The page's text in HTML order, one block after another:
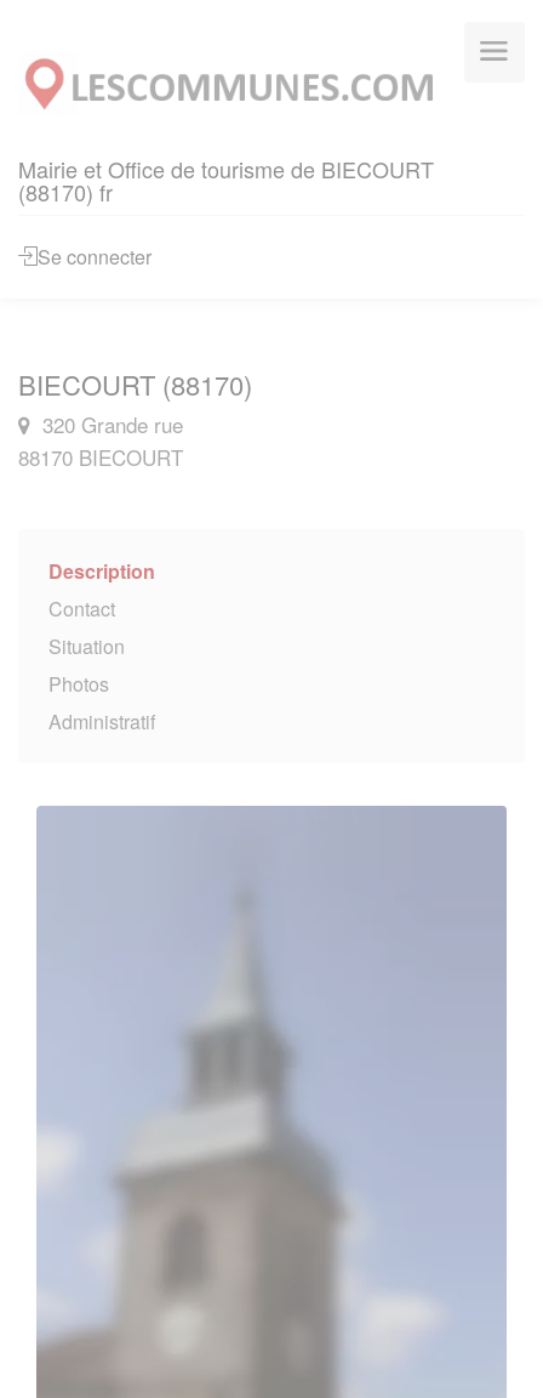
Mairie et Office de tourisme de BIECOURT
(88170) fr
Se connecter
BIECOURT (88170)
320 Grande rue
88170 BIECOURT
Description
Contact
Situation
Photos
Administratif